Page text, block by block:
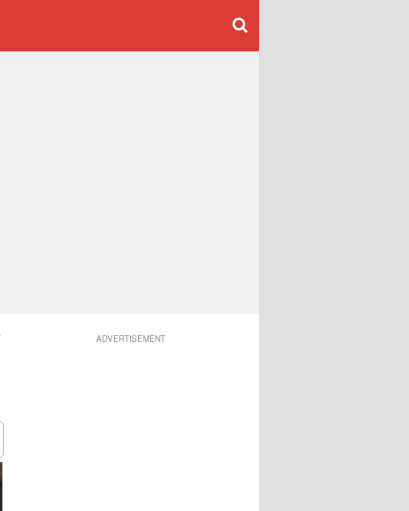
ADVERTISEMENT